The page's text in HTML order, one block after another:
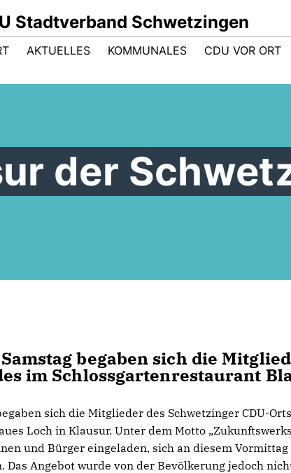
Stadtverband Schwetzingen
AKTUELLES KOMMUNALES CDU VOR ORT
der
begaben sich die
im Schlossgartenrestaurant
sich die Mitglieder des Schwetzinger CDU-
Loch in Klausur. Unter dem Motto
und Bürger eingeladen, sich an diesem
Angebot wurde von der Bevölkerung jedoch